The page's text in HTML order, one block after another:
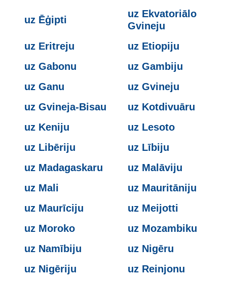
uz Ēģipti
uz Ekvatoriālo
Gvineju
uz Eritreju
uz Etiopiju
uz Gabonu
uz Gambiju
uz Ganu
uz Gvineju
uz Gvineja-Bisau
uz Kotdivuāru
uz Keniju
uz Lesoto
uz Libēriju
uz Lībiju
uz Madagaskaru
uz Malāviju
uz Mali
uz Mauritāniju
uz Maurīciju
uz Meijotti
uz Moroko
uz Mozambiku
uz Namībiju
uz Nigēru
uz Nigēriju
uz Reinjonu